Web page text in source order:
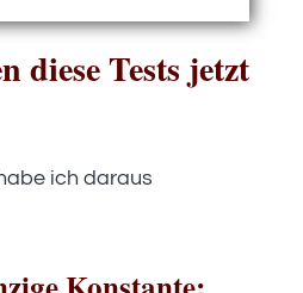
diese Tests jetzt
ich daraus